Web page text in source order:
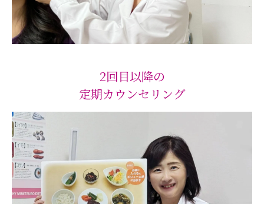
2回目以降の
定期カウンセリング